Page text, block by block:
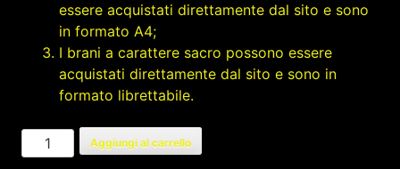
essere acquistati direttamente dal sito e sono
in formato A4;
I brani a carattere sacro possono essere
acquistati direttamente dal sito e sono in
formato librettabile.
PIANO
PIANO
Aggiungi al carrello